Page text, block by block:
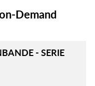
Demand
- SERIE